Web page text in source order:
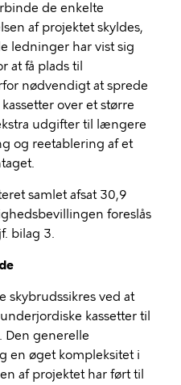
de enkelte
af projektet skyldes,
ledninger har vist sig
at få plads til
nødvendigt at sprede
over et større
udgifter til længere
og reetablering af et
samlet afsat 30,9
foreslås
bilag 3.
skybrudssikres ved at
kassetter til
Den generelle
en øget kompleksitet i
af projektet har ført til